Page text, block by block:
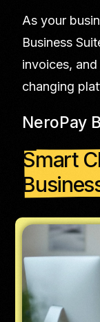
As your
Business
invoices,
changing
NeroPay
Smart